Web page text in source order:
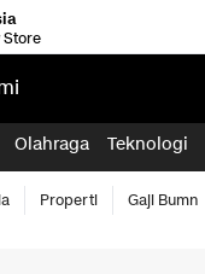
Store
Olahraga Teknologi
Properti Gaji Bumn